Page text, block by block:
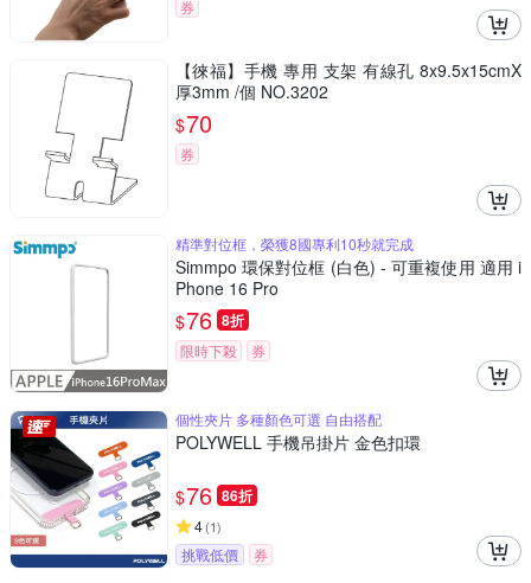
券
【徠福】手機 專用 支架 有線孔 8x9.5x15cmX
厚3mm /個 NO.3202
$70
券
精準對位框，榮獲8國專利10秒就完成
Simmpo 環保對位框 (白色) - 可重複使用 適用 i
Phone 16 Pro
$76 8折
限時下殺 券
個性夾片 多種顏色可選 自由搭配
POLYWELL 手機吊掛片 金色扣環
$76 86折
4(1)
挑戰低價
券